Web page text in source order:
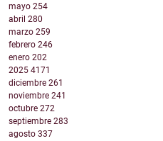
mayo 254
abril 280
marzo 259
febrero 246
enero 202
2025 4171
diciembre 261
noviembre 241
octubre 272
septiembre 283
agosto 337